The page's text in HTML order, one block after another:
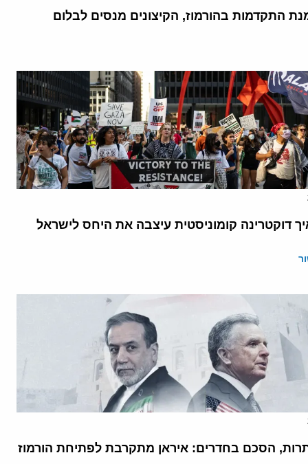
התקדמות בהורמוז, הקיצונים מנסים לבלום
דוקטרינה קומוניסטית עיצבה את היחס לישראל
הסכם בחדרים: איראן מתקרבת לפתיחת הורמוז